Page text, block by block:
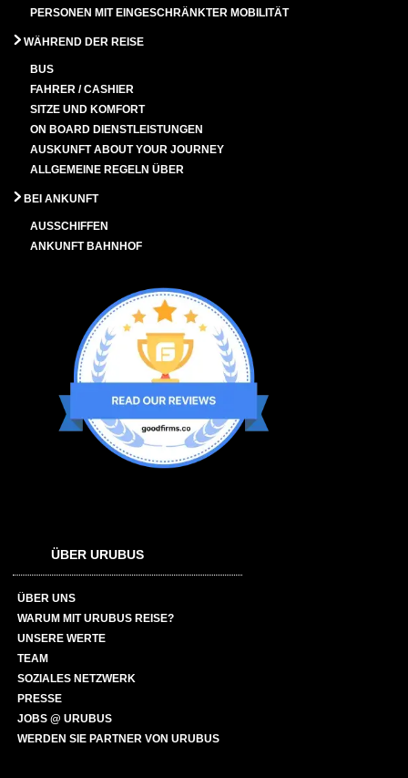
PERSONEN MIT EINGESCHRÄNKTER MOBILITÄT
WÄHREND DER REISE
BUS
FAHRER / CASHIER
SITZE UND KOMFORT
ON BOARD DIENSTLEISTUNGEN
AUSKUNFT ABOUT YOUR JOURNEY
ALLGEMEINE REGELN ÜBER
BEI ANKUNFT
AUSSCHIFFEN
ANKUNFT BAHNHOF
ÜBER URUBUS
ÜBER UNS
WARUM MIT URUBUS REISE?
UNSERE WERTE
TEAM
SOZIALES NETZWERK
PRESSE
JOBS @ URUBUS
WERDEN SIE PARTNER VON URUBUS